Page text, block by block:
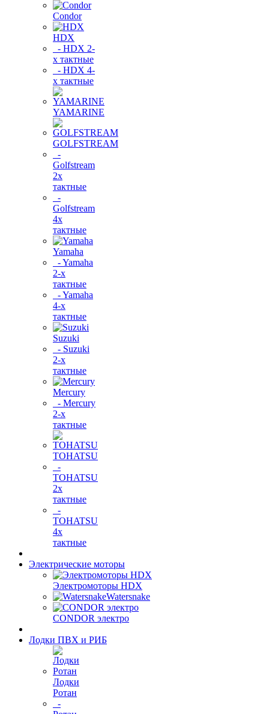
Condor
HDX
- HDX 2-
х тактные
- HDX 4-
х тактные
YAMARINE
GOLFSTREAM
-
Golfstream
2х
тактные
-
Golfstream
4х
тактные
Yamaha
- Yamaha
2-х
тактные
- Yamaha
4-х
тактные
Suzuki
- Suzuki
2-х
тактные
Mercury
- Mercury
2-х
тактные
TOHATSU
-
TOHATSU
2х
тактные
-
TOHATSU
4х
тактные
Электрические моторы
Электромоторы HDX
Watersnake
CONDOR электро
Лодки ПВХ и РИБ
Лодки
Ротан
-